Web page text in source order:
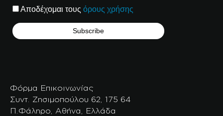
Αποδέχομαι τους όρους χρήσης
Φόρμα Επικοινωνίας
Συντ. Ζησιμοπούλου 62, 175 64
Π.Φάληρο, Αθήνα, Ελλάδα